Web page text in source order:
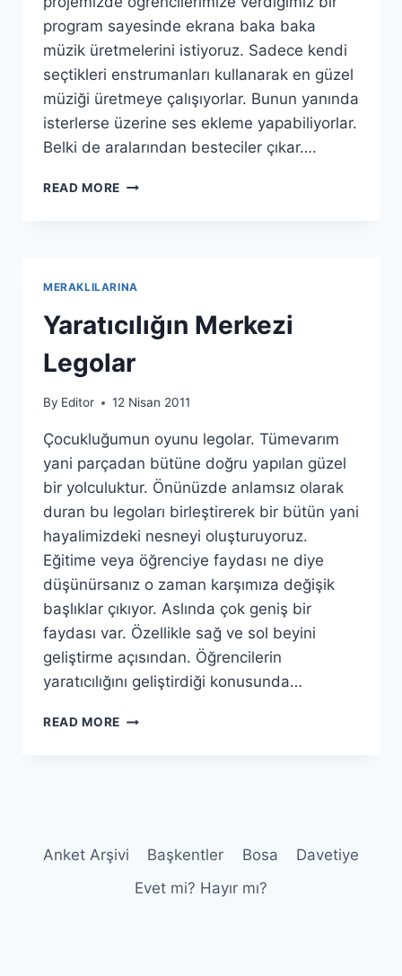
program sayesinde ekrana baka baka
müzik üretmelerini istiyoruz. Sadece kendi
seçtikleri enstrumanları kullanarak en güzel
müziği üretmeye çalışıyorlar. Bunun yanında
isterlerse üzerine ses ekleme yapabiliyorlar.
Belki de aralarından besteciler çıkar….
READ MORE EKRANDAKI
MERAKLILARINA
Yaratıcılığın Merkezi
Legolar
By Editor 12 Nisan 2011
Çocukluğumun oyunu legolar. Tümevarım
yani parçadan bütüne doğru yapılan güzel
bir yolculuktur. Önünüzde anlamsız olarak
duran bu legoları birleştirerek bir bütün yani
hayalimizdeki nesneyi oluşturuyoruz.
Eğitime veya öğrenciye faydası ne diye
düşünürsanız o zaman karşımıza değişik
başlıklar çıkıyor. Aslında çok geniş bir
faydası var. Özellikle sağ ve sol beyini
geliştirme açısından. Öğrencilerin
yaratıcılığını geliştirdiği konusunda…
READ MORE YARATICILIĞIN
Anket Arşivi Başkentler Bosa
Davetiye
Evet mi? Hayır mı?